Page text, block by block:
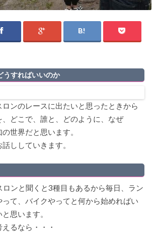
うすればいいのか
ンのレースに出たいと思ったときから
どこで、誰と、どのように、なぜ
の世界だと思います。
ししていきます。
ロンと聞くと3種目もあるから毎日、ラン
て、バイクやってと何から始めればい
思います。
るなら・・・